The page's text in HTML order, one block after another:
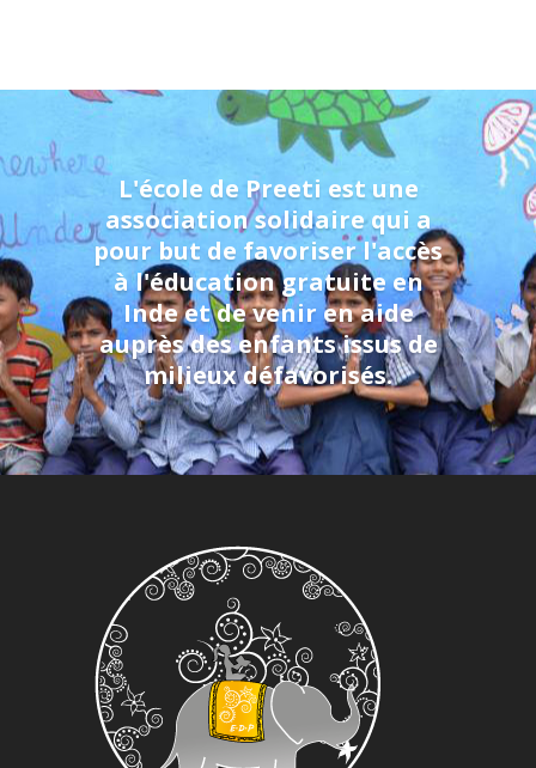
L'école de Preeti est une
association solidaire qui a
pour but de favoriser l'accès
à l'éducation gratuite en
Inde et de venir en aide
auprès des enfants issus de
milieux défavorisés.